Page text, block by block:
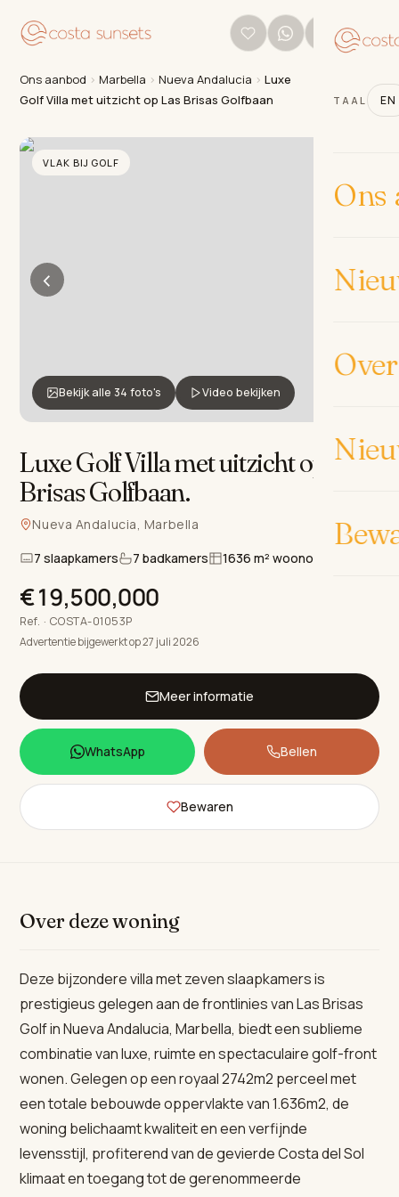
TAAL EN
Ons
Ons aanbod › Marbella › Nueva Andalucia ›Luxe
Golf Villa met uitzicht op Las Brisas Golfbaan
VLAK BIJ GOLF
‹ ›
Bekijk alle 34 foto's Video bekijken
Luxe Golf Villa met uitzicht op Las
Brisas Golfbaan.
Nueva Andalucia, Marbella
7 slaapkamers
7 badkamers 1636 m² woonoppervlak
€19,500,000
Ref. · COSTA-01053P
Advertentie bijgewerkt op 27 juli 2026
Meer informatie
WhatsApp Bellen
Bewaren
Over deze woning
Deze bijzondere villa met zeven slaapkamers is
prestigieus gelegen aan de frontlinies van Las Brisas
Golf in Nueva Andalucia, Marbella, biedt een sublieme
combinatie van luxe, ruimte en spectaculaire golf-front
wonen. Gelegen op een royaal 2742m2 perceel met
een totale bebouwde oppervlakte van 1.636m2, de
woning belichaamt kwaliteit en een verfijnde
levensstijl, profiterend van de gevierde Costa del Sol
klimaat en toegang tot de gerenommeerde